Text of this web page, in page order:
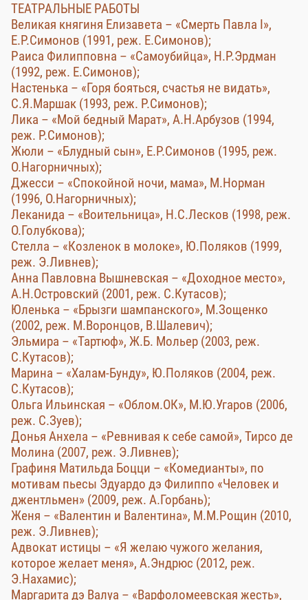
ТЕАТРАЛЬНЫЕ РАБОТЫ
Великая княгиня Елизавета – «Смерть Павла I»,
Е.Р.Симонов (1991, реж. Е.Симонов);
Раиса Филипповна – «Самоубийца», Н.Р.Эрдман
(1992, реж. Е.Симонов);
Настенька – «Горя бояться, счастья не видать»,
С.Я.Маршак (1993, реж. Р.Симонов);
Лика – «Мой бедный Марат», А.Н.Арбузов (1994,
реж. Р.Симонов);
Жюли – «Блудный сын», Е.Р.Симонов (1995, реж.
О.Нагорничных);
Джесси – «Спокойной ночи, мама», М.Норман
(1996, О.Нагорничных);
Леканида – «Воительница», Н.С.Лесков (1998, реж.
О.Голубкова);
Стелла – «Козленок в молоке», Ю.Поляков (1999,
реж. Э.Ливнев);
Анна Павловна Вышневская – «Доходное место»,
А.Н.Островский (2001, реж. С.Кутасов);
Юленька – «Брызги шампанского», М.Зощенко
(2002, реж. М.Воронцов, В.Шалевич);
Эльмира – «Тартюф», Ж.Б. Мольер (2003, реж.
С.Кутасов);
Марина – «Халам-Бунду», Ю.Поляков (2004, реж.
С.Кутасов);
Ольга Ильинская – «Облом.ОК», М.Ю.Угаров (2006,
реж. С.Зуев);
Донья Анхела – «Ревнивая к себе самой», Тирсо де
Молина (2007, реж. Э.Ливнев);
Графиня Матильда Боцци – «Комедианты», по
мотивам пьесы Эдуардо дэ Филиппо «Человек и
джентльмен» (2009, реж. А.Горбань);
Женя – «Валентин и Валентина», М.М.Рощин (2010,
реж. Э.Ливнев);
Адвокат истицы – «Я желаю чужого желания,
которое желает меня», А.Эндрюс (2012, реж.
Э.Нахамис);
Маргарита дэ Валуа – «Варфоломеевская жесть»,